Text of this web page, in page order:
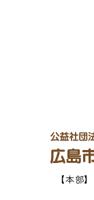
【本部】